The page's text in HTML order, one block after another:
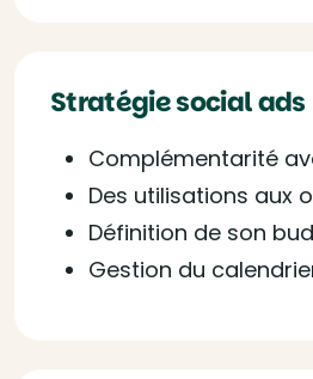
Stratégie social ads
Complémentarité
Des utilisations aux
Définition de son
Gestion du